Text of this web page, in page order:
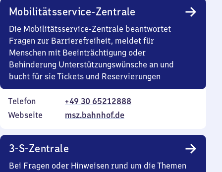
Mobilitätsservice-Zentrale
Die Mobilitätsservice-Zentrale beantwortet
Fragen zur Barrierefreiheit, meldet für
Menschen mit Beeinträchtigung oder
Behinderung Unterstützungswünsche an und
bucht für sie Tickets und Reservierungen
Telefon
+49 30 65212888
Webseite
msz.bahnhof.de
3-S-Zentrale
Bei Fragen oder Hinweisen rund um die Themen